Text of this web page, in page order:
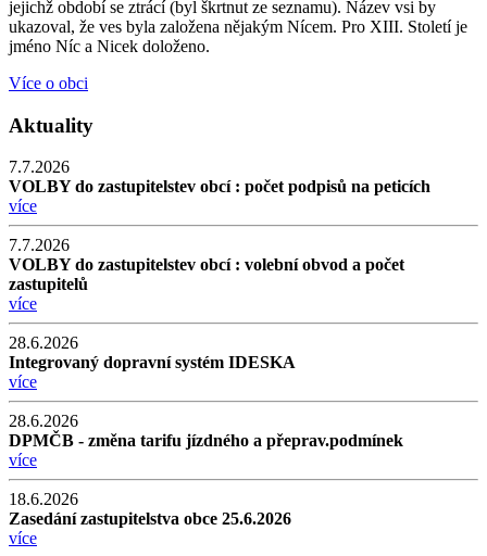
jejichž období se ztrácí (byl škrtnut ze seznamu). Název vsi by
ukazoval, že ves byla založena nějakým Nícem. Pro XIII. Století je
jméno Níc a Nicek doloženo.
Více o obci
Aktuality
7.7.2026
VOLBY do zastupitelstev obcí : počet podpisů na peticích
více
7.7.2026
VOLBY do zastupitelstev obcí : volební obvod a počet
zastupitelů
více
28.6.2026
Integrovaný dopravní systém IDESKA
více
28.6.2026
DPMČB - změna tarifu jízdného a přeprav.podmínek
více
18.6.2026
Zasedání zastupitelstva obce 25.6.2026
více